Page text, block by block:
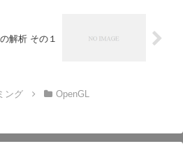
解析 その１
ング OpenGL